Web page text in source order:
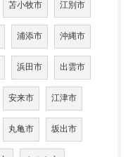
苫小牧市 江別市
浦添市 沖縄市
浜田市 出雲市
安来市 江津市
丸亀市 坂出市